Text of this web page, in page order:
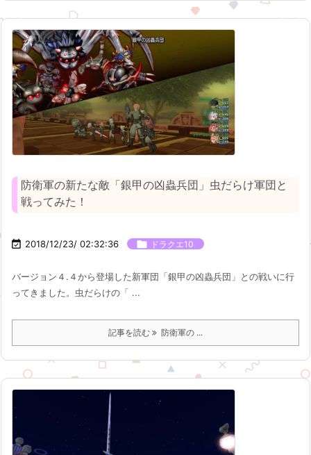
防衛軍の新たな敵「銀甲の凶蟲兵団」虫だらけ軍団と
戦ってみた！
 2018/12/23/ 02:32:36  ドラクエ10
バージョン４.４から登場した新軍団「銀甲の凶蟲兵団」との戦いに行
ってきました。虫だらけの「 ...
記事を読む 防衛軍の ...